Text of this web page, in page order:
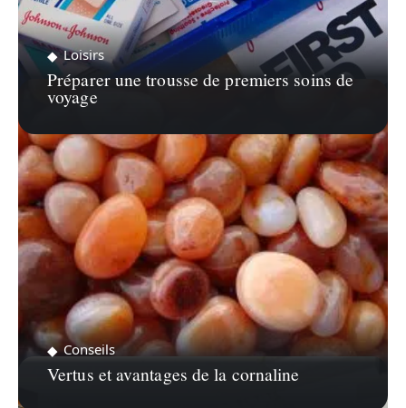
Loisirs
Préparer une trousse de premiers soins de
voyage
Conseils
Vertus et avantages de la cornaline